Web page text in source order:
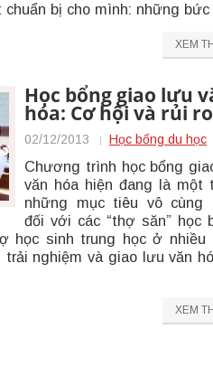
chuẩn bị cho mình: những bức
XEM
Học bổng giao lưu
hóa: Cơ hội và rủi ro
02/12/2013 Học bổng du học
Chương trình học bổng
văn hóa hiện đang là một
những mục tiêu vô cùng
đối với các “thợ săn” học
học sinh trung học ở nhiều
nghiệm và giao lưu văn
XEM